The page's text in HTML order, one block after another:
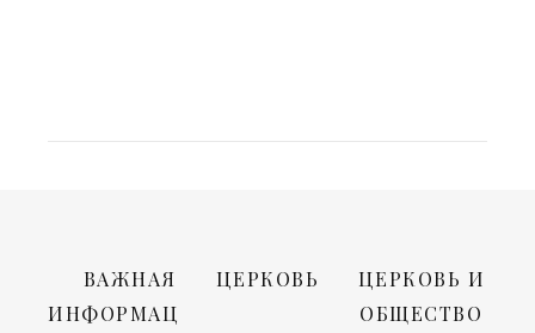
ВАЖНАЯ
ИНФОРМАЦИЯ
ЦЕРКОВЬ
ЦЕРКОВЬ И
ОБЩЕСТВО